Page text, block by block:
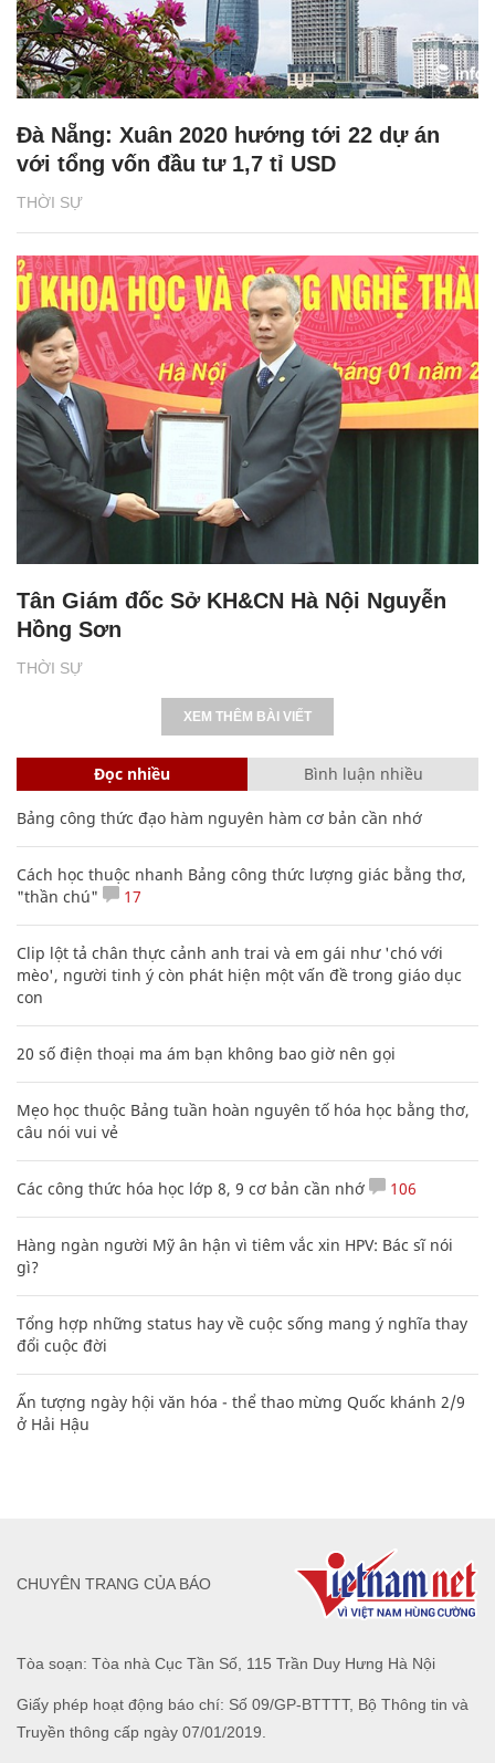
THỜI SỰ
Đà Nẵng: Xuân 2020 hướng tới 22 dự án
với tổng vốn đầu tư 1,7 tỉ USD
THỜI SỰ
Tân Giám đốc Sở KH&CN Hà Nội Nguyễn
Hồng Sơn
XEM THÊM BÀI VIẾT
Đọc nhiều Bình luận nhiều
Bảng công thức đạo hàm nguyên hàm cơ bản cần nhớ
Cách học thuộc nhanh Bảng công thức lượng giác bằng thơ,
"thần chú"
17
Clip lột tả chân thực cảnh anh trai và em gái như 'chó với
mèo', người tinh ý còn phát hiện một vấn đề trong giáo dục
con
20 số điện thoại ma ám bạn không bao giờ nên gọi
Mẹo học thuộc Bảng tuần hoàn nguyên tố hóa học bằng thơ,
câu nói vui vẻ
Các công thức hóa học lớp 8, 9 cơ bản cần nhớ 106
Hàng ngàn người Mỹ ân hận vì tiêm vắc xin HPV: Bác sĩ nói
gì?
Tổng hợp những status hay về cuộc sống mang ý nghĩa thay
đổi cuộc đời
Ấn tượng ngày hội văn hóa - thể thao mừng Quốc khánh 2/9
ở Hải Hậu
Tòa soạn: Tòa nhà Cục Tần Số, 115 Trần Duy Hưng Hà Nội
Giấy phép hoạt động báo chí: Số 09/GP-BTTTT, Bộ Thông tin và
Truyền thông cấp ngày 07/01/2019.
CHUYÊN TRANG CỦA BÁO